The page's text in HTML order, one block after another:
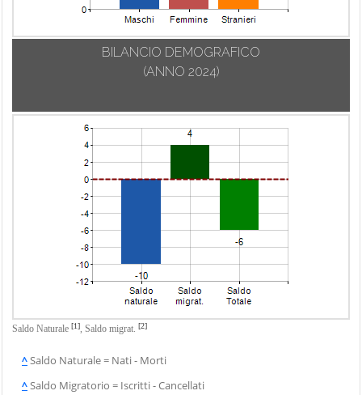
BILANCIO DEMOGRAFICO
(ANNO 2024)
Saldo Naturale [1], Saldo migrat. [2]
^Saldo Naturale = Nati - Morti
^Saldo Migratorio = Iscritti - Cancellati